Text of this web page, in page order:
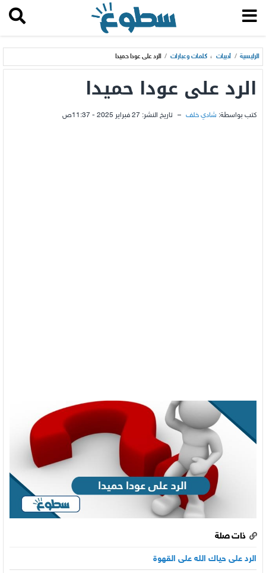
الرئيسية / أدبيات ، كلمات وعبارات / الرد على عودا حميدا
الرد على عودا حميدا
كتب بواسطة: شادي خلف – تاريخ النشر: 27 فبراير 2025 - 11:37ص
ذات صلة
الرد على حياك الله على القهوة